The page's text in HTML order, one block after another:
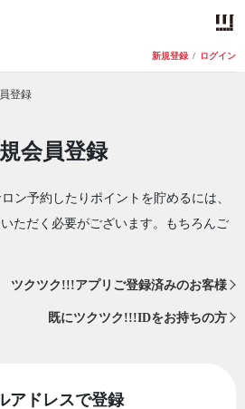
新規登録 / ログイン
登録
会員登録
ン予約したりポイントを貯めるには、
ただく必要がございます。もちろんご
ツクツク!!!アプリご登録済みのお客様
既にツクツク!!!IDをお持ちの方
アドレスで登録